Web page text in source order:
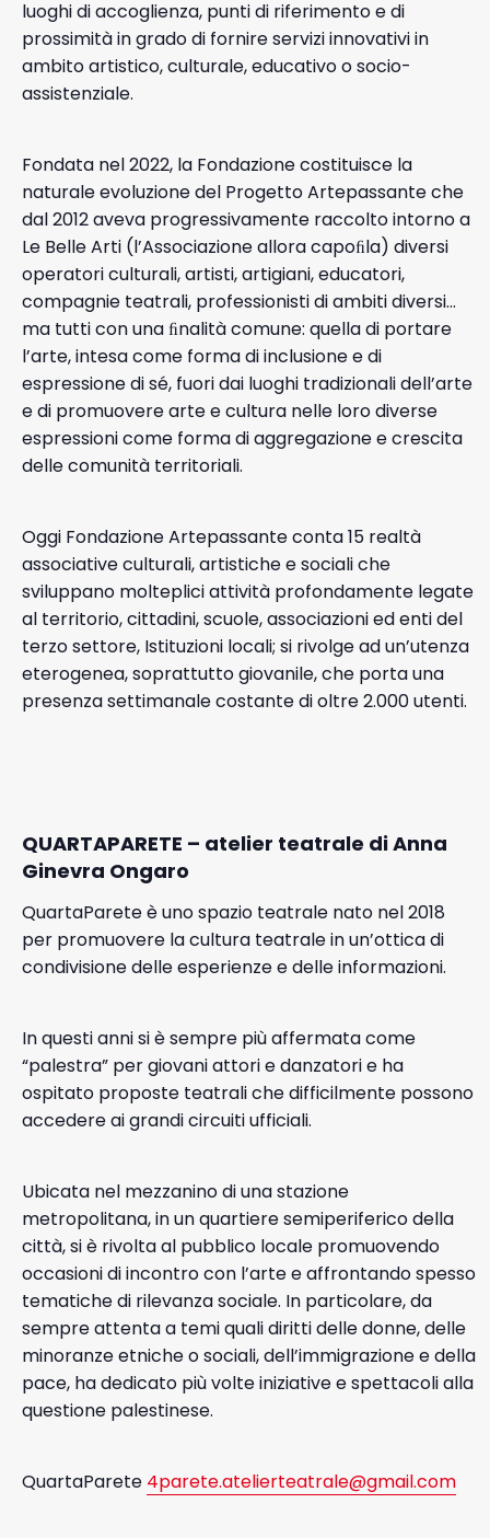
luoghi di accoglienza, punti di riferimento e di
prossimità in grado di fornire servizi innovativi in
ambito artistico, culturale, educativo o socio-
assistenziale.
Fondata nel 2022, la Fondazione costituisce la
naturale evoluzione del Progetto Artepassante che
dal 2012 aveva progressivamente raccolto intorno a
Le Belle Arti (l’Associazione allora capoﬁla) diversi
operatori culturali, artisti, artigiani, educatori,
compagnie teatrali, professionisti di ambiti diversi…
ma tutti con una ﬁnalità comune: quella di portare
l’arte, intesa come forma di inclusione e di
espressione di sé, fuori dai luoghi tradizionali dell’arte
e di promuovere arte e cultura nelle loro diverse
espressioni come forma di aggregazione e crescita
delle comunità territoriali.
Oggi Fondazione Artepassante conta 15 realtà
associative culturali, artistiche e sociali che
sviluppano molteplici attività profondamente legate
al territorio, cittadini, scuole, associazioni ed enti del
terzo settore, Istituzioni locali; si rivolge ad un’utenza
eterogenea, soprattutto giovanile, che porta una
presenza settimanale costante di oltre 2.000 utenti.
QUARTAPARETE – atelier teatrale di Anna
Ginevra Ongaro
QuartaParete è uno spazio teatrale nato nel 2018
per promuovere la cultura teatrale in un’ottica di
condivisione delle esperienze e delle informazioni.
In questi anni si è sempre più affermata come
“palestra” per giovani attori e danzatori e ha
ospitato proposte teatrali che difficilmente possono
accedere ai grandi circuiti ufficiali.
Ubicata nel mezzanino di una stazione
metropolitana, in un quartiere semiperiferico della
città, si è rivolta al pubblico locale promuovendo
occasioni di incontro con l’arte e affrontando spesso
tematiche di rilevanza sociale. In particolare, da
sempre attenta a temi quali diritti delle donne, delle
minoranze etniche o sociali, dell’immigrazione e della
pace, ha dedicato più volte iniziative e spettacoli alla
questione palestinese.
QuartaParete 4parete.atelierteatrale@gmail.com